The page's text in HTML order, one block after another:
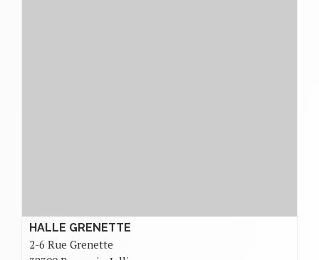
HALLE GRENETTE
2-6 Rue Grenette